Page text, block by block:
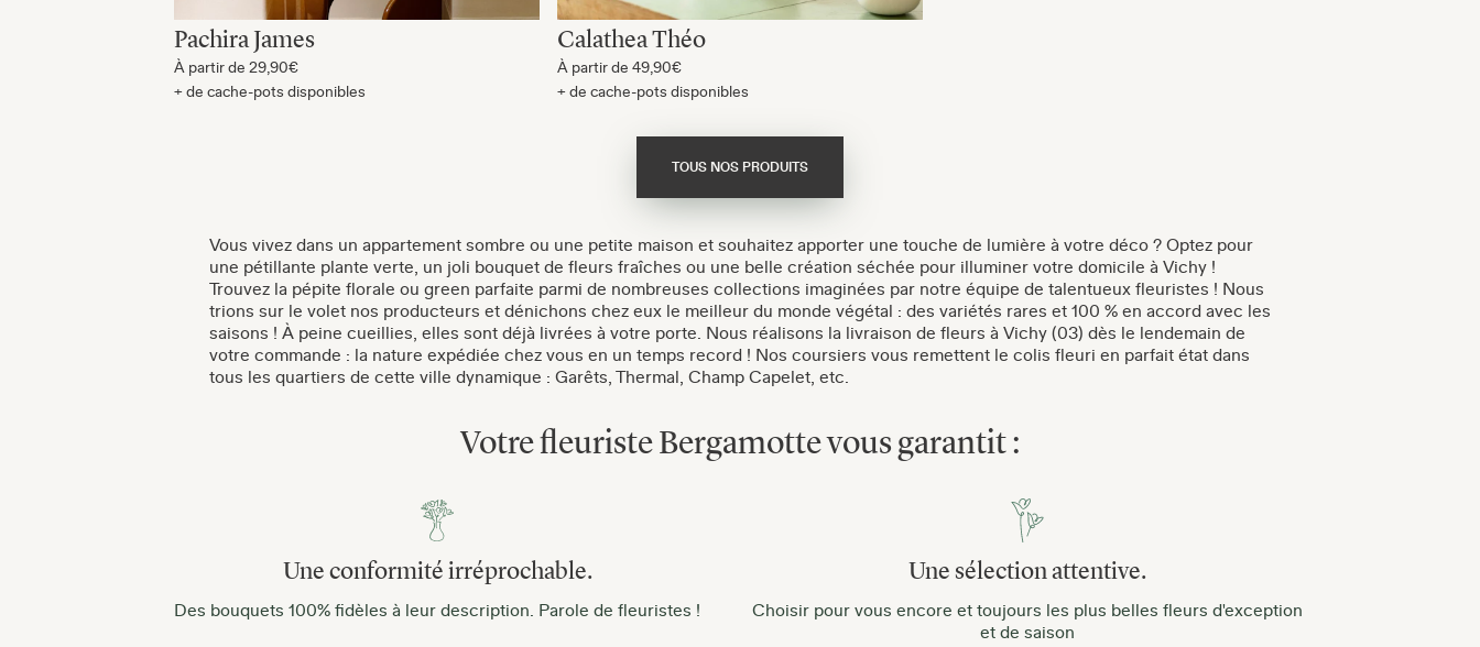
Pachira James
À partir de 29,90€
+ de cache-pots disponibles
Calathea Théo
À partir de 49,90€
+ de cache-pots disponibles
TOUS NOS PRODUITS
Vous vivez dans un appartement sombre ou une petite maison et souhaitez apporter une touche de lumière à votre déco ? Optez pour
une pétillante plante verte, un joli bouquet de fleurs fraîches ou une belle création séchée pour illuminer votre domicile à Vichy !
Trouvez la pépite florale ou green parfaite parmi de nombreuses collections imaginées par notre équipe de talentueux fleuristes ! Nous
trions sur le volet nos producteurs et dénichons chez eux le meilleur du monde végétal : des variétés rares et 100 % en accord avec les
saisons ! À peine cueillies, elles sont déjà livrées à votre porte. Nous réalisons la livraison de fleurs à Vichy (03) dès le lendemain de
votre commande : la nature expédiée chez vous en un temps record ! Nos coursiers vous remettent le colis fleuri en parfait état dans
tous les quartiers de cette ville dynamique : Garêts, Thermal, Champ Capelet, etc.
Votre fleuriste Bergamotte vous garantit :
Une conformité irréprochable.
Des bouquets 100% fidèles à leur description. Parole de fleuristes !
Une sélection attentive.
Choisir pour vous encore et toujours les plus belles fleurs d'exception
et de saison